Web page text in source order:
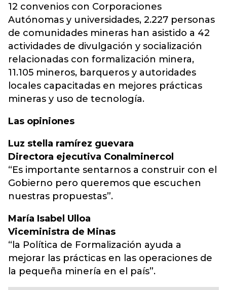
12 convenios con Corporaciones
Autónomas y universidades, 2.227 personas
de comunidades mineras han asistido a 42
actividades de divulgación y socialización
relacionadas con formalización minera,
11.105 mineros, barqueros y autoridades
locales capacitadas en mejores prácticas
mineras y uso de tecnología.
Las opiniones
Luz stella ramírez guevara
Directora ejecutiva Conalminercol
“Es importante sentarnos a construir con el
Gobierno pero queremos que escuchen
nuestras propuestas”.
María Isabel Ulloa
Viceministra de Minas
“la Política de Formalización ayuda a
mejorar las prácticas en las operaciones de
la pequeña minería en el país”.